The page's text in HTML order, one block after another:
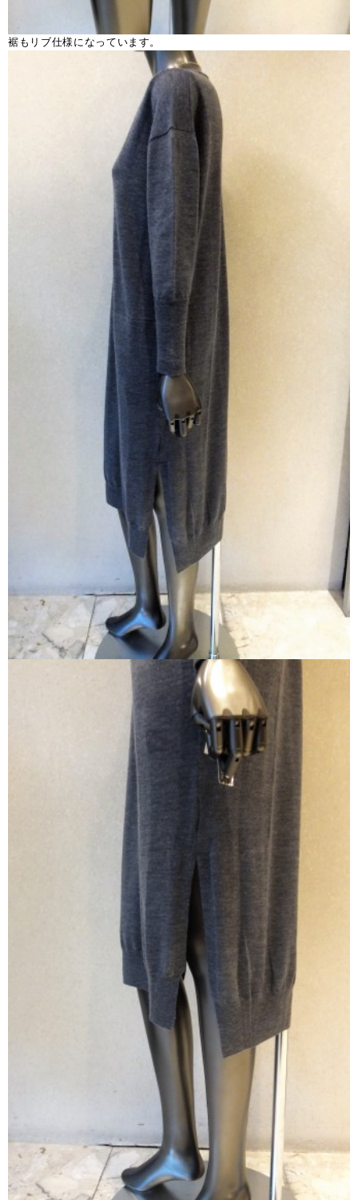
裾もリブ仕様になっています。